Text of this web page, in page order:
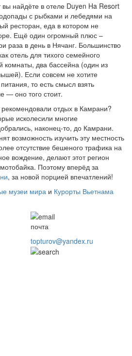
найдёте в отеле Duyen Ha Resort
с рыбками и лебедями на
ресторан, еда в котором не
Ещё один огромный плюс –
раза в день в Нячанг. Большинство
отель для тихого семейного
комнаты, два бассейна (один из
Если совсем не хотите
то есть смысл взять
— оно того стоит.
отдых в Камрани?
исколесили многие
наконец-то, до Камрани.
возможность изучить эту местность
отсутствие бешеного трафика на
вождение, делают этот регион
Поэтому вперёд за
, за новой порцией впечатлений!
музеи мира и Курорты Вьетнама
почта
topturov@yandex.ru